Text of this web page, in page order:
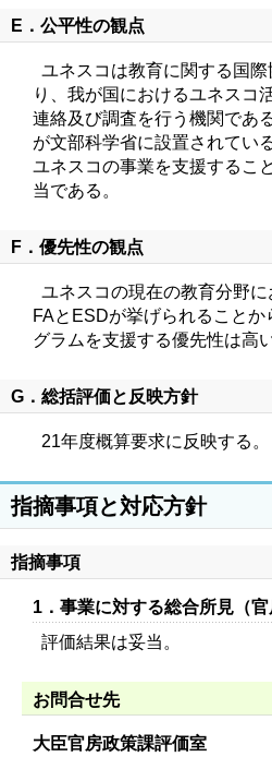
E．公平性の観点
ユネスコは教育に関する国
り、我が国におけるユネスコ
連絡及び調査を行う機関であ
が文部科学省に設置されてい
ユネスコの事業を支援するこ
当である。
F．優先性の観点
ユネスコの現在の教育分野
FAとESDが挙げられること
グラムを支援する優先性は高い
G．総括評価と反映方針
21年度概算要求に反映する。
指摘事項と対応方針
指摘事項
1．事業に対する総合所見（官
評価結果は妥当。
お問合せ先
大臣官房政策課評価室